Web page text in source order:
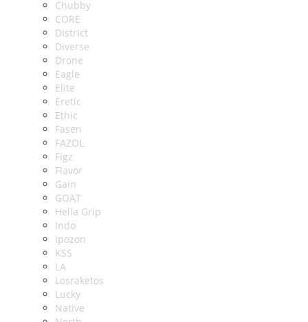
Chubby
CORE
District
Diverse
Drone
Eagle
Elite
Eretic
Ethic
Fasen
FAZOL
Figz
Flavor
Gain
GOAT
Hella Grip
Indo
Ipozon
KSS
LA
Losraketos
Lucky
Native